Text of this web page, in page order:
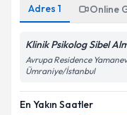
Adres 1 Online
Klinik Psikolog Sibel
Avrupa Residence
Ümraniye/İstanbul
En Yakın Saatler